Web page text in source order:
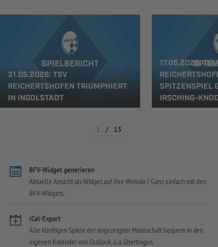
31.05.2026: TSV
REICHERTSHOFEN TRIUMPHIERT
IN INGOLSTADT
17.05.2026: TSV
SPITZENSPIEL
IRSCHING-
1 / 15
BFV-Widget generieren
Aktuelle Ansicht als Widget auf Ihre Website? Ganz einfach mit den
BFV-Widgets.
iCal-Export
Alle künftigen Spiele der angezeigten Mannschaft bequem in den
eigenen Kalender von Outlook, u.a. übertragen.